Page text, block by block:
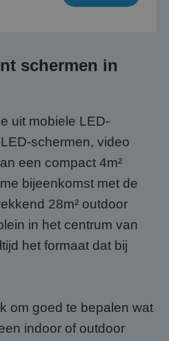
schermen in
uit mobiele LED-
schermen, video
een compact 4m²
bijeenkomst met de
28m² outdoor
in het centrum van
het formaat dat bij
om goed te bepalen wat
indoor of outdoor